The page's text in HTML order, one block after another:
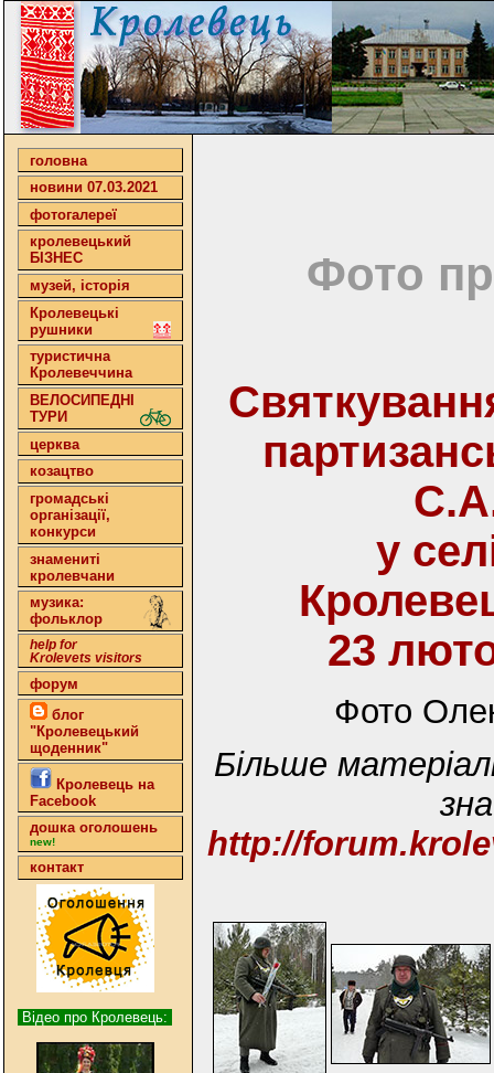
головна
новини 07.03.2021
фотогалереї
кролевецький
БІЗНЕС
музей, історія
Кролевецькі
рушники
туристична
Кролевеччина
ВЕЛОСИПЕДНІ
ТУРИ
церква
козацтво
громадські
організації,
конкурси
знамениті
кролевчани
музика:
фольклор
help for
Krolevets visitors
форум
блог
"Кролевецький
щоденник"
Кролевець на
Facebook
дошка оголошень
new!
контакт
Відео про Кролевець:
Фото
у
23
Фото
Більше
http://